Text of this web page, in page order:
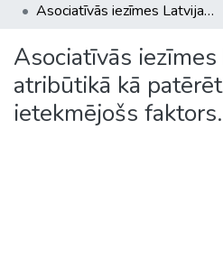
Asociatīvās iezīmes Latvijas zīmolu atribūtikā kā patērētāju rīcību ietekmējošs faktors.
Asociatīvās
atribūtikā kā
ietekmējošs faktors.